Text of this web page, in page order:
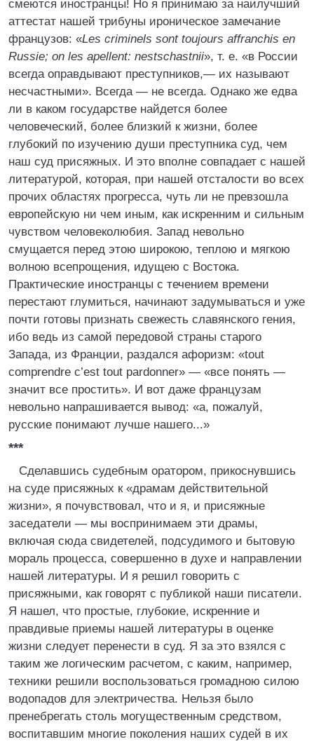
смеются иностранцы! Но я принимаю за наилучший
аттестат нашей трибуны ироническое замечание
французов: «Les criminels sont toujours affranchis en
Russie; on les apellent: nestschastnii», т. е. «в России
всегда оправдывают преступников,— их называют
несчастными». Всегда — не всегда. Однако же едва
ли в каком государстве найдется более
человеческий, более близкий к жизни, более
глубокий по изучению души преступника суд, чем
наш суд присяжных. И это вполне совпадает с нашей
литературой, которая, при нашей отсталости во всех
прочих областях прогресса, чуть ли не превзошла
европейскую ни чем иным, как искренним и сильным
чувством человеколюбия. Запад невольно
смущается перед этою широкою, теплою и мягкою
волною всепрощения, идущею с Востока.
Практические иностранцы с течением времени
перестают глумиться, начинают задумываться и уже
почти готовы признать свежесть славянского гения,
ибо ведь из самой передовой страны старого
Запада, из Франции, раздался афоризм: «tout
comprendre c’est tout pardonner» — «все понять —
значит все простить». И вот даже французам
невольно напрашивается вывод: «а, пожалуй,
русские понимают лучше нашего...»
***
Сделавшись судебным оратором, прикоснувшись
на суде присяжных к «драмам действительной
жизни», я почувствовал, что и я, и присяжные
заседатели — мы воспринимаем эти драмы,
включая сюда свидетелей, подсудимого и бытовую
мораль процесса, совершенно в духе и направлении
нашей литературы. И я решил говорить с
присяжными, как говорят с публикой наши писатели.
Я нашел, что простые, глубокие, искренние и
правдивые приемы нашей литературы в оценке
жизни следует перенести в суд. Я за это взялся с
таким же логическим расчетом, с каким, например,
техники решили воспользоваться громадною силою
водопадов для электричества. Нельзя было
пренебрегать столь могущественным средством,
воспитавшим многие поколения наших судей в их